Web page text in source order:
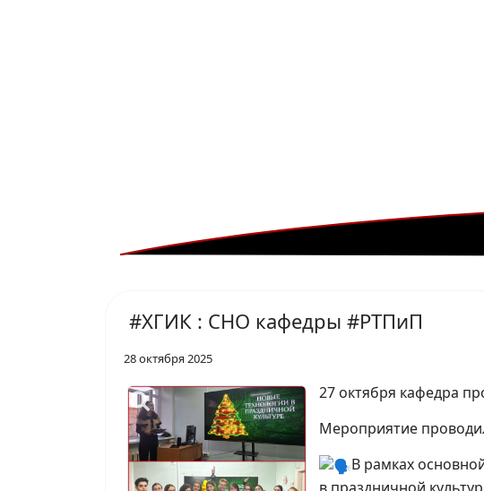
#ХГИК : СНО кафедры #РТПиП
28 октября 2025
27 октября кафедра
Мероприятие
В рамках